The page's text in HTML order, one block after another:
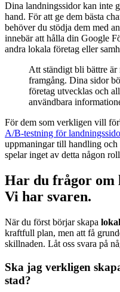
Dina landningssidor kan inte
hand. För att ge dem bästa
behöver du stödja dem med
innebär att hålla din Google
andra lokala företag eller
Att ständigt bli bättre
framgång. Dina sidor
företag utvecklas och
användbara
För dem som verkligen vill
A/B-testning för
uppmaningar till handling
spelar inget av detta någon
Har du frågor om
Vi har svaren.
När du först börjar skapa
kraftfull plan, men att få
skillnaden. Låt oss svara på
Ska jag verkligen
stad?